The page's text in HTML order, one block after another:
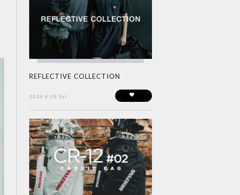
REFLECTIVE COLLECTION
2026.8.08 Sat